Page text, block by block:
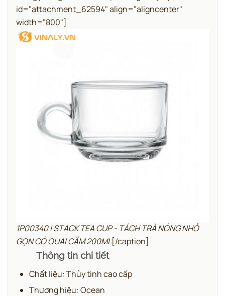
id="attachment_62594" align="aligncenter"
width="800"]
1P00340 | STACK TEA CUP - TÁCH TRÀ NÓNG NHỎ
GỌN CÓ QUAI CẦM 200ML[/caption]
Thông tin chi tiết
Chất liệu: Thủy tinh cao cấp
Thương hiệu: Ocean